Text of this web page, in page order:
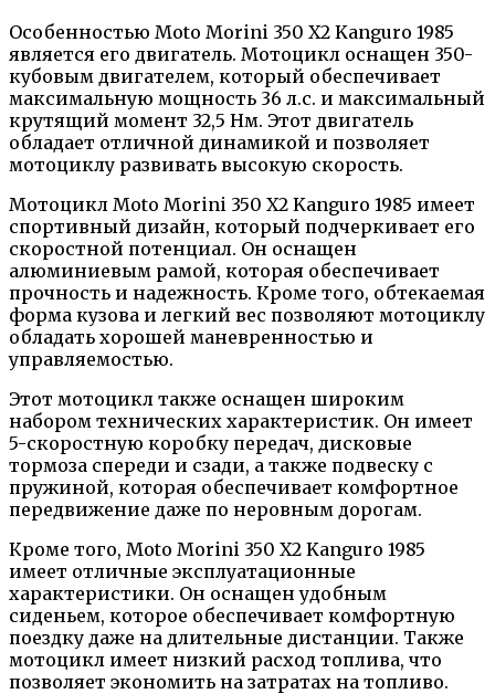
Особенностью Moto Morini 350 X2 Kanguro 1985
является его двигатель. Мотоцикл оснащен 350-
кубовым двигателем, который обеспечивает
максимальную мощность 36 л.с. и максимальный
крутящий момент 32,5 Нм. Этот двигатель
обладает отличной динамикой и позволяет
мотоциклу развивать высокую скорость.
Мотоцикл Moto Morini 350 X2 Kanguro 1985 имеет
спортивный дизайн, который подчеркивает его
скоростной потенциал. Он оснащен
алюминиевым рамой, которая обеспечивает
прочность и надежность. Кроме того, обтекаемая
форма кузова и легкий вес позволяют мотоциклу
обладать хорошей маневренностью и
управляемостью.
Этот мотоцикл также оснащен широким
набором технических характеристик. Он имеет
5-скоростную коробку передач, дисковые
тормоза спереди и сзади, а также подвеску с
пружиной, которая обеспечивает комфортное
передвижение даже по неровным дорогам.
Кроме того, Moto Morini 350 X2 Kanguro 1985
имеет отличные эксплуатационные
характеристики. Он оснащен удобным
сиденьем, которое обеспечивает комфортную
поездку даже на длительные дистанции. Также
мотоцикл имеет низкий расход топлива, что
позволяет экономить на затратах на топливо.